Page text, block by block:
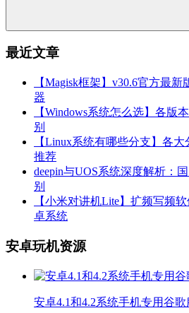
最近文章
【Magisk框架】v30.6官方最
器
【Windows系统怎么选】各版
别
【Linux系统有哪些分支】各
推荐
deepin与UOS系统深度解析：
别
【小米对讲机Lite】扩频写频
卓系统
安卓玩机资源
安卓4.1和4.2系统手机专用谷